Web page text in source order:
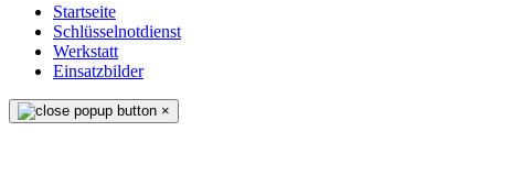
Startseite
Schlüsselnotdienst
Werkstatt
Einsatzbilder
×